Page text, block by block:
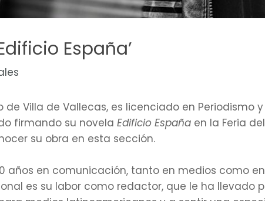
España’
de Villa de Vallecas, es licenciado en Periodismo
firmando su novelaEdificio España en la Feria
su obra en esta sección.
años en comunicación, tanto en medios como
es su labor como redactor, que le ha llevado